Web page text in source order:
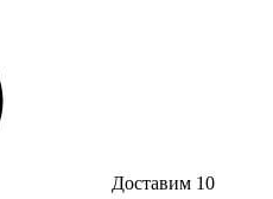
Доставим 10